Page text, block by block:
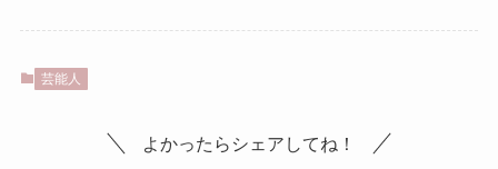
芸能人
よかったらシェアしてね！